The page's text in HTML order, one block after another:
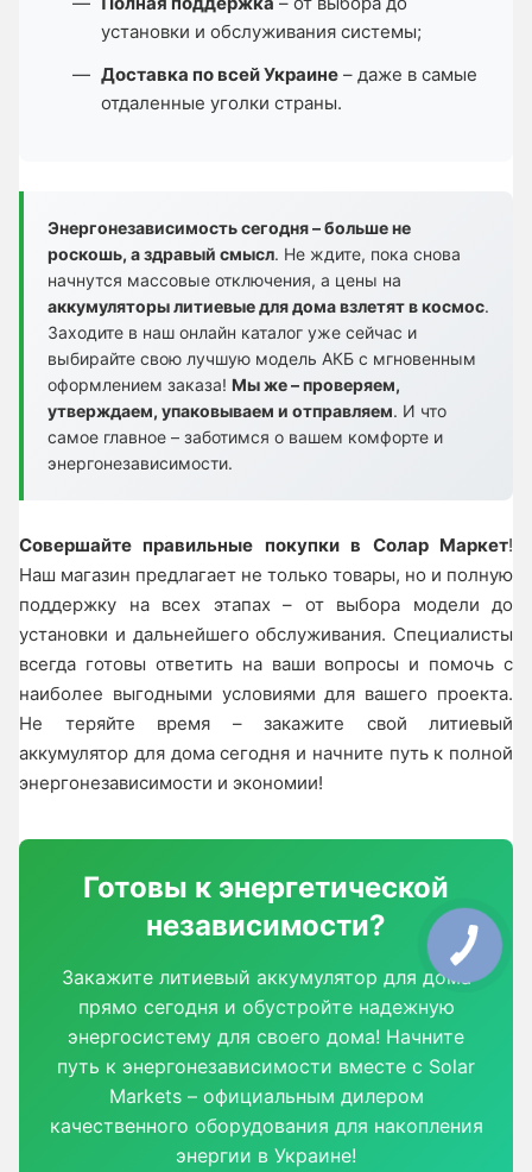
установки и обслуживания системы;
Доставка по всей Украине – даже в самые
отдаленные уголки страны.
Энергонезависимость сегодня – больше не
роскошь, а здравый смысл. Не ждите, пока снова
начнутся массовые отключения, а цены на
аккумуляторы литиевые для дома взлетят в космос.
Заходите в наш онлайн каталог уже сейчас и
выбирайте свою лучшую модель АКБ с мгновенным
оформлением заказа! Мы же – проверяем,
утверждаем, упаковываем и отправляем. И что
самое главное – заботимся о вашем комфорте и
энергонезависимости.
Совершайте правильные покупки в Солар Маркет!
Наш магазин предлагает не только товары, но и полную
поддержку на всех этапах – от выбора модели до
установки и дальнейшего обслуживания. Специалисты
всегда готовы ответить на ваши вопросы и помочь с
наиболее выгодными условиями для вашего проекта.
Не теряйте время – закажите свой литиевый
аккумулятор для дома сегодня и начните путь к полной
энергонезависимости и экономии!
Готовы к энергетической
независимости?
Закажите литиевый аккумулятор для дома
прямо сегодня и обустройте надежную
энергосистему для своего дома! Начните
путь к энергонезависимости вместе с Solar
Markets – официальным дилером
качественного оборудования для накопления
энергии в Украине!